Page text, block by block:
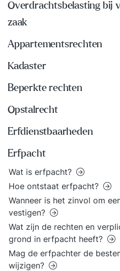
Overdrachtsbelasting bij
zaak
Appartementsrechten
Kadaster
Beperkte rechten
Opstalrecht
Erfdienstbaarheden
Erfpacht
Wat is erfpacht?
Hoe ontstaat erfpacht?
Wanneer is het zinvol om
vestigen?
Wat zijn de rechten en
grond in erfpacht heeft?
Mag de erfpachter de
wijzigen?